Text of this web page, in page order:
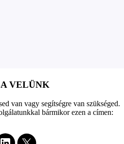
VELÜNK
van vagy segítségre van szükséged.
bármikor ezen a címen: